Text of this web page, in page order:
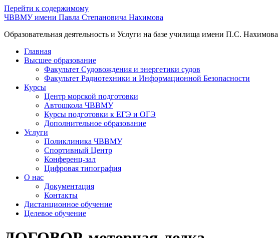
Перейти к содержимому
ЧВВМУ имени Павла Степановича Нахимова
Образовательная деятельность и Услуги на базе училища имени П.С. Нахимова
Главная
Высшее образование
Факультет Судовождения и энергетики судов
Факультет Радиотехники и Информационной Безопасности
Курсы
Центр морской подготовки
Автошкола ЧВВМУ
Курсы подготовки к ЕГЭ и ОГЭ
Дополнительное образование
Услуги
Поликлиника ЧВВМУ
Спортивный Центр
Конференц-зал
Цифровая типография
О нас
Документация
Контакты
Дистанционное обучение
Целевое обучение